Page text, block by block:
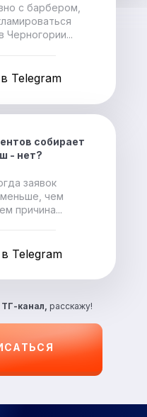
канал, расскажу!
с барбером,
Черногории...
Telegram
собирает
- нет?
заявок
меньше, чем
причина...
Telegram